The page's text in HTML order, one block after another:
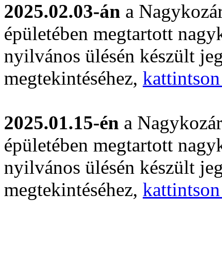
2025.02.03-án a
épületében megtartott
nyilvános ülésén készült
megtekintéséhez,
2025.01.15-én a
épületében megtartott
nyilvános ülésén készült
megtekintéséhez,